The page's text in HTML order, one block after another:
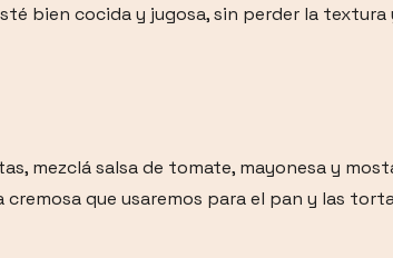
bien cocida y jugosa, sin perder la textura
mezclá salsa de tomate, mayonesa y
cremosa que usaremos para el pan y las